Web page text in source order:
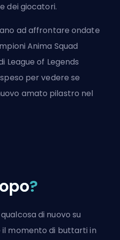
dei giocatori.
ad affrontare ondate
Anima Squad
League of Legends
per vedere se
amato pilastro nel
?
di nuovo su
il momento di buttarti in